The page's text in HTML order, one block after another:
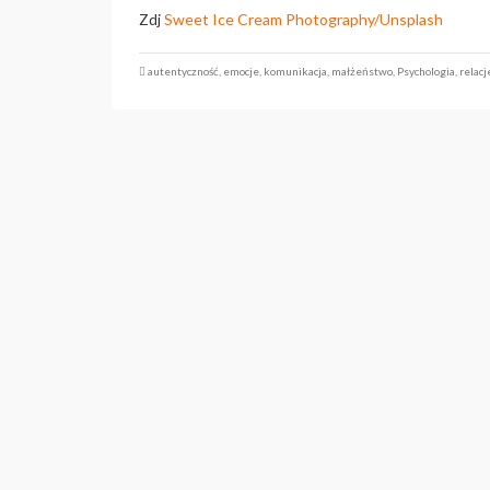
ZdjSweet Ice Cream Photography/Unsplash
autentyczność emocje komunikacja małżeństwo Psychologia